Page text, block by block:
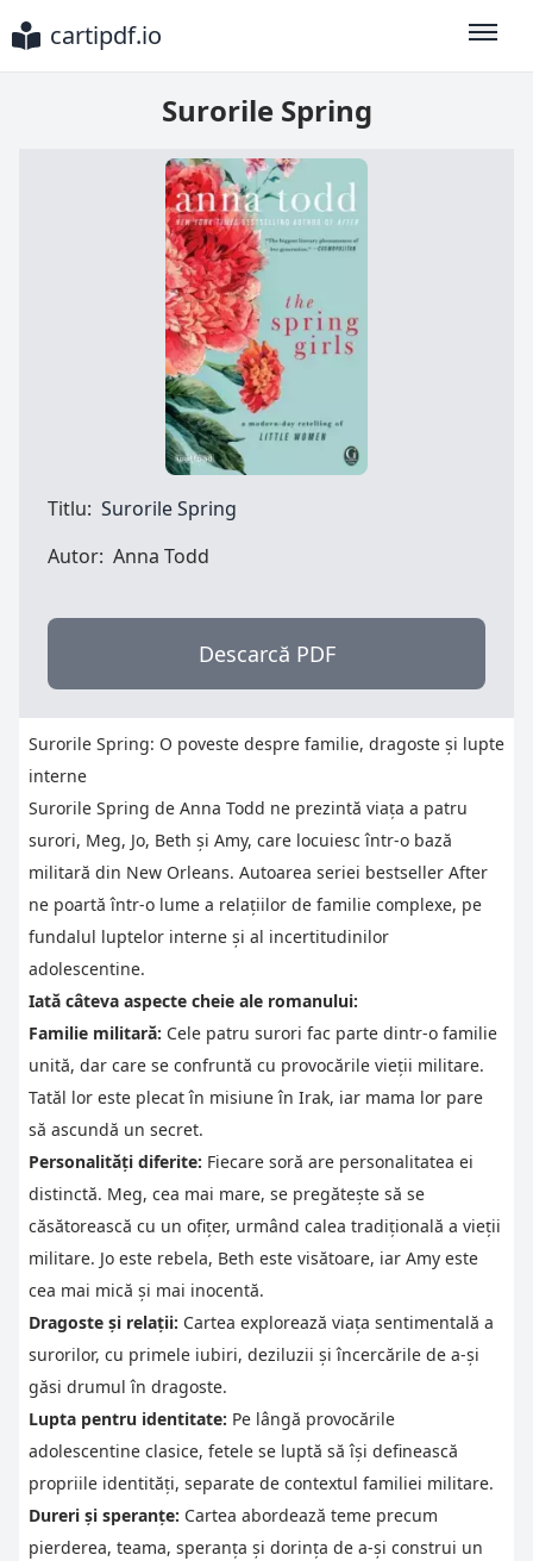
cartipdf.io
Surorile Spring
Titlu: Surorile Spring
Autor: Anna Todd
Descarcă PDF
Surorile Spring: O poveste despre familie, dragoste și lupte
interne
Surorile Spring de Anna Todd ne prezintă viața a patru
surori, Meg, Jo, Beth și Amy, care locuiesc într-o bază
militară din New Orleans. Autoarea seriei bestseller After
ne poartă într-o lume a relațiilor de familie complexe, pe
fundalul luptelor interne și al incertitudinilor
adolescentine.
Iată câteva aspecte cheie ale romanului:
Familie militară: Cele patru surori fac parte dintr-o familie
unită, dar care se confruntă cu provocările vieții militare.
Tatăl lor este plecat în misiune în Irak, iar mama lor pare
să ascundă un secret.
Personalități diferite: Fiecare soră are personalitatea ei
distinctă. Meg, cea mai mare, se pregătește să se
căsătorească cu un ofițer, urmând calea tradițională a vieții
militare. Jo este rebela, Beth este visătoare, iar Amy este
cea mai mică și mai inocentă.
Dragoste și relații: Cartea explorează viața sentimentală a
surorilor, cu primele iubiri, deziluzii și încercările de a-și
găsi drumul în dragoste.
Lupta pentru identitate: Pe lângă provocările
adolescentine clasice, fetele se luptă să își definească
propriile identități, separate de contextul familiei militare.
Dureri și speranțe: Cartea abordează teme precum
pierderea, teama, speranța și dorința de a-și construi un